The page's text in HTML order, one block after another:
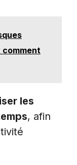
les
, afin